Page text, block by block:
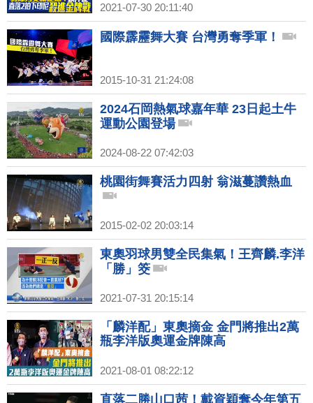
2021-07-30 20:11:40
國際霹靂舞大賽 台灣勇奪季軍！
2015-10-31 21:24:08
2024石岡熱氣球嘉年華 23日起土牛
運動公園登場
2024-08-22 07:42:03
桃園街舞賽活力四射 翁滋蔓讚熱血
2015-02-02 20:03:14
東奧羽球男雙全民集氣！王齊麟.李洋
「勝」筊
2021-07-31 20:15:14
「麟洋配」東奧摘金 金門將推出2萬
瓶李洋版奧運金牌陳高
2021-08-01 08:22:12
直落二勝山口茜！戴資穎奪今年第五